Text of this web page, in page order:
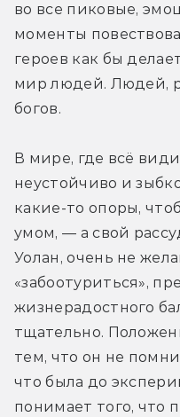
во все пиковые,
моменты
героев как бы
мир людей. Людей,
богов.
В мире, где всё
неустойчиво и
какие-то опоры,
умом, — а свой
Уолан, очень не
«забоотуриться»,
жизнерадостного
тщательно.
тем, что он не
что была до
понимает того, что